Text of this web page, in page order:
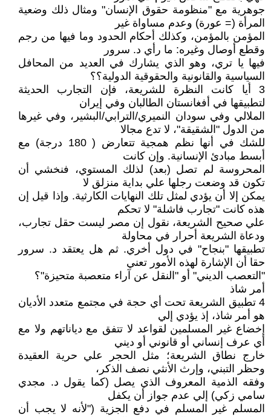
جوهرية مع "منظومة حقوق الإنسان" ومثال ذلك وضعية
المرأة (= عورة) وعدم مساواة غير
المؤمن بالمؤمن، وكذلك أحكام الحدود وما فيها من رجم
وقطع أوصال وغيره: ما رأي د. سرور
فيها يا تري، وهو الذي يشارك في العديد من المحافل
السياسية والقانونية والحقوقية الدولية؟؟
3 أيا كانت النظرة للشريعة، فإن التجارب الحديثة
لتطبيقها في أفغانستان الطالبان وفي إيران
الملالي وفي سودان النميري/الترابي/البشير، وفي غيرها
من الدول "الشقيقة"، لا تدع مجالا
للشك في أنها نظم همجية تتعارض ( 180 درجة) مع
أبسط مبادئ الإنسانية. وإن كانت
المحروسة لم تصل (بعد) لذلك المستوي، فنخشي أن
تكون قد وضعت رجلها علي بداية منزلق لا
يمكن إلا أن يؤدي لمثل تلك النهايات الكارثية. وإذا قيل إن
هذه كانت "تجارب فاشلة" لا تحكم
علي صحيح الشريعة، نقول إن مصر ليست حقل تجارب،
ودعاة الشريعة أحرار في محاولة
تطبيقها "بنجاح" في دول أخري. ثم هل يعتقد د. سرور
حقا أن الإشارة لهذه الأمور تعني
"التعصب الديني" أو "النقل عن آراء متعصبة متحيزة"؟
أمر شاذ
4 تطبيق الشريعة تحت أي حجة في مجتمع متعدد الأديان
هو أمر شاذ، إذ يؤدي إلي
إخضاع غير المسلمين لقواعد لا تتفق مع دياناتهم ولا مع
أي عرف إنساني أو قانوني أو ديني
خارج نطاق الشريعة؛ مثل الحجر علي حرية العقيدة
وحظر التبني، وإرث الأنثي نصف الذكر،
وفقه الذمية المعروف الذي يصل (كما يقول د. مجدي
سامي زكي) إلي عدم جواز أن يكفل
المسلم غير المسلم في دفع الجزية ("لأنه لا يجب أن